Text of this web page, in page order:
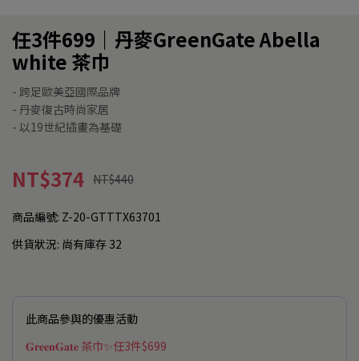
任3件699｜丹麥GreenGate Abella
white 茶巾
- 跨足歐美亞國際品牌
- 丹麥復古時尚家居
- 以19世紀插畫為基礎
NT$374 NT$440
商品編號: Z-20-GTTTX63701
供貨狀況: 尚有庫存 32
此商品參與的優惠活動
𝐆𝐫𝐞𝐞𝐧𝐆𝐚𝐭𝐞 茶巾✨任3件$699